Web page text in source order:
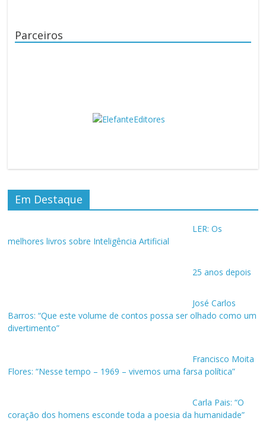
Parceiros
Em Destaque
LER: Os
melhores livros sobre Inteligência Artificial
25 anos depois
José Carlos
Barros: “Que este volume de contos possa ser olhado como um
divertimento”
Francisco Moita
Flores: “Nesse tempo – 1969 – vivemos uma farsa política”
Carla Pais: “O
coração dos homens esconde toda a poesia da humanidade”